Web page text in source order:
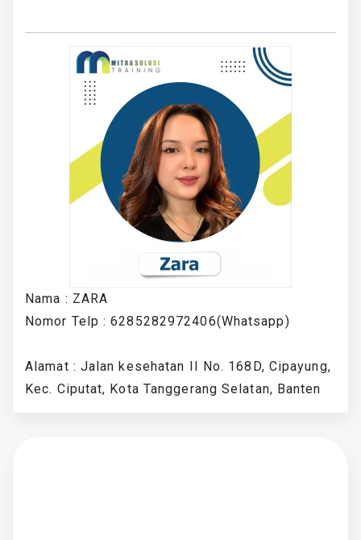
Nama : ZARA
Nomor Telp : 6285282972406(Whatsapp)
Alamat : Jalan kesehatan II No. 168D, Cipayung,
Kec. Ciputat, Kota Tanggerang Selatan, Banten